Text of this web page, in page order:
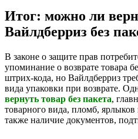
Итог: можно ли
Вайлдберриз без
В законе о защите прав
упоминание о возврате товара
штрих-кода, но Вайлдберриз
вида упаковки при возврате.
вернуть товар без пакета,
товарного вида, пломб, ярлыков
также наличие документов,